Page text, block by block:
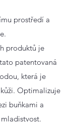
prostředí a
produktů je
patentovaná
která je
Optimalizuje
buňkami a